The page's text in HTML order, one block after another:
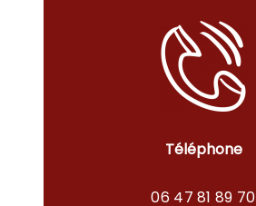
Téléphone
06 47 81 89 70